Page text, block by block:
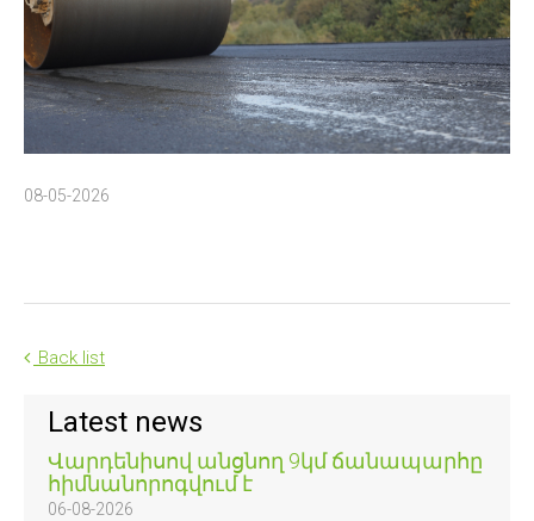
08-05-2026
Back list
Latest news
Վարդենիսով անցնող 9կմ ճանապարհը
հիմնանորոգվում է
06-08-2026